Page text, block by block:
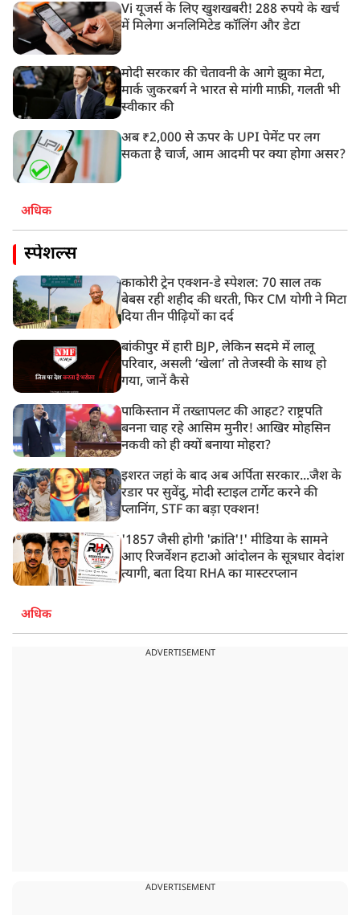
Vi यूजर्स के लिए खुशखबरी! 288 रुपये के खर्च
में मिलेगा अनलिमिटेड कॉलिंग और डेटा
मोदी सरकार की चेतावनी के आगे झुका मेटा,
मार्क ज़ुकरबर्ग ने भारत से मांगी माफ़ी, गलती भी
स्वीकार की
अब ₹2,000 से ऊपर के UPI पेमेंट पर लग
सकता है चार्ज, आम आदमी पर क्या होगा असर?
अधिक
स्पेशल्स
काकोरी ट्रेन एक्शन-डे स्पेशल: 70 साल तक
बेबस रही शहीद की धरती, फिर CM योगी ने मिटा
दिया तीन पीढ़ियों का दर्द
बांकीपुर में हारी BJP, लेकिन सदमे में लालू
परिवार, असली ‘खेला’ तो तेजस्वी के साथ हो
गया, जानें कैसे
पाकिस्तान में तख्तापलट की आहट? राष्ट्रपति
बनना चाह रहे आसिम मुनीर! आखिर मोहसिन
नकवी को ही क्यों बनाया मोहरा?
इशरत जहां के बाद अब अर्पिता सरकार...जैश के
रडार पर सुवेंदु, मोदी स्टाइल टार्गेट करने की
प्लानिंग, STF का बड़ा एक्शन!
'1857 जैसी होगी 'क्रांति'!' मीडिया के सामने
आए रिजर्वेशन हटाओ आंदोलन के सूत्रधार वेदांश
त्यागी, बता दिया RHA का मास्टरप्लान
अधिक
ADVERTISEMENT
ADVERTISEMENT